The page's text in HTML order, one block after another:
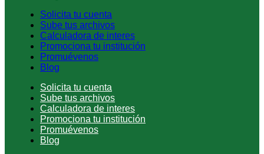
Solicita tu cuenta
Sube tus archivos
Calculadora de interes
Promociona tu institución
Promuévenos
Blog
Solicita tu cuenta
Sube tus archivos
Calculadora de interes
Promociona tu institución
Promuévenos
Blog